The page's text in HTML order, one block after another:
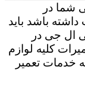
شما در
باشد باید
ال جی در
کلیه لوازم
خدمات تعمیر